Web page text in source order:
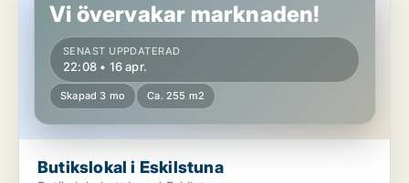
Vi övervakar marknaden!
SENAST UPPDATERAD
22:08 • 16 apr.
Skapad 3 mo Ca. 255 m2
Butikslokal i Eskilstuna